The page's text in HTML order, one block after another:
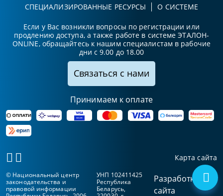
СПЕЦИАЛИЗИРОВАННЫЕ РЕСУРСЫ
О СИСТЕМЕ
Если у Вас возникли вопросы по регистрации или
продлению доступа, а также работе в системе ЭТАЛОН-
ONLINE, обращайтесь к нашим специалистам в рабочие
дни с 9.00 до 18.00
Связаться с нами
Принимаем к оплате
Карта сайта
© Национальный центр
законодательства и
правовой информации
УНП 102411425
Республика
Беларусь,
Разработка
сайта